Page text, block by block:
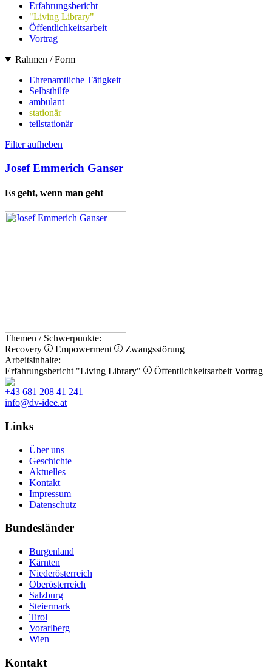
Erfahrungsbericht
"Living Library"
Öffentlichkeitsarbeit
Vortrag
Rahmen / Form
Ehrenamtliche Tätigkeit
Selbsthilfe
ambulant
stationär
teilstationär
Filter aufheben
Josef Emmerich Ganser
Es geht, wenn man geht
Themen / Schwerpunkte:
Recovery
Empowerment
Zwangsstörung
Arbeitsinhalte:
Erfahrungsbericht "Living Library" Öffentlichkeitsarbeit Vortrag
+43 681 208 41 241
info@dv-idee.at
Links
Über uns
Geschichte
Aktuelles
Kontakt
Impressum
Datenschutz
Bundesländer
Burgenland
Kärnten
Niederösterreich
Oberösterreich
Salzburg
Steiermark
Tirol
Vorarlberg
Wien
Kontakt